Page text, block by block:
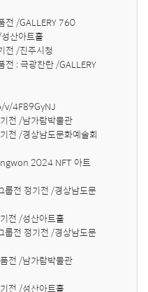
전 /GALLERY 760
산아트홀
전 /진주시청
: 극광찬란 /GALLERY
4F89GyNJ
전 /남가람박물관
전 /경상남도문화예술회
2024 NFT 아트
전 정기전 /경상남도문
전 /성산아트홀
전 정기전 /경상남도문
전 /남가람박물관
전 /성산아트홀